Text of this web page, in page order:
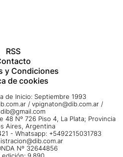
RSS
y Condiciones
de cookies
de Inicio: Septiembre 1993
/ vpignaton@dib.com.ar /
48 Nº 726 Piso 4, La Plata; Provincia
Aires, Argentina
- Whatsapp: +5492215031783
Nº 32644856